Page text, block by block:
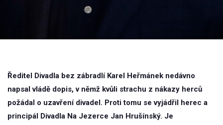
Ředitel Divadla bez zábradlí Karel Heřmánek nedávno
napsal vládě dopis, v němž kvůli strachu z nákazy herců
požádal o uzavření divadel. Proti tomu se vyjádřil herec a
principál Divadla Na Jezerce Jan Hrušínský. Je